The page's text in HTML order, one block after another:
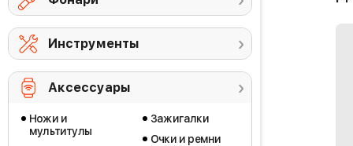
Инструменты
Аксессуары
Ножи и
мультитулы
Зажигалки
Очки и ремни